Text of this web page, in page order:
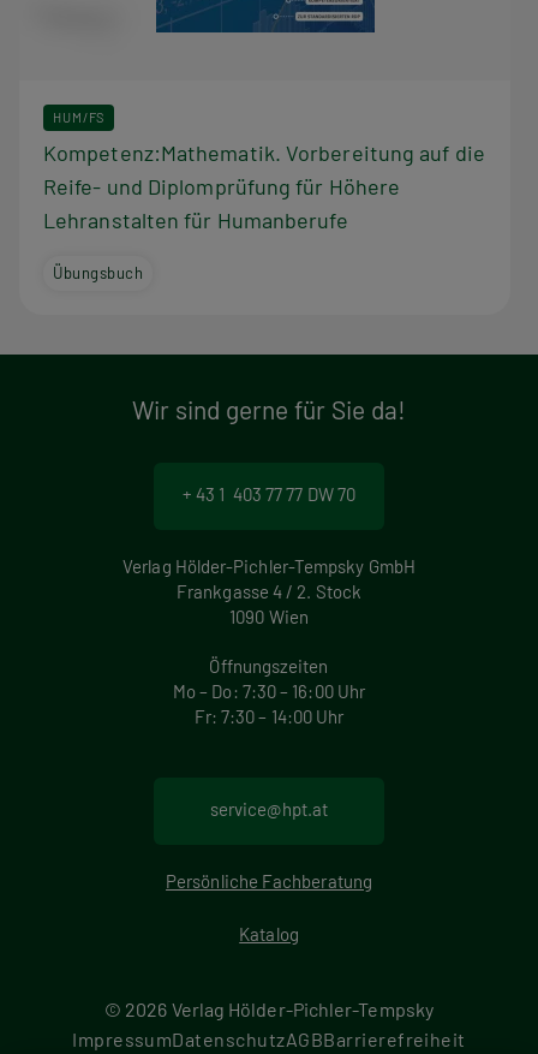
HUM/FS
Kompetenz:Mathematik. Vorbereitung auf die
Reife- und Diplomprüfung für Höhere
Lehranstalten für Humanberufe
Übungsbuch
Wir sind gerne für Sie da!
+ 43 1 403 77 77 DW 70
Verlag Hölder-Pichler-Tempsky GmbH
Frankgasse 4 / 2. Stock
1090 Wien
Öffnungszeiten
Mo – Do: 7:30 – 16:00 Uhr
Fr: 7:30 – 14:00 Uhr
service@hpt.at
Persönliche Fachberatung
Katalog
© 2026 Verlag Hölder-Pichler-Tempsky
ImpressumDatenschutzAGBBarrierefreiheit